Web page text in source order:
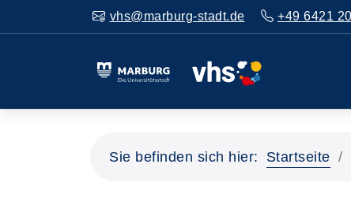
vhs@marburg-stadt.de +49 6421
Sie befinden sich hier: Startseite